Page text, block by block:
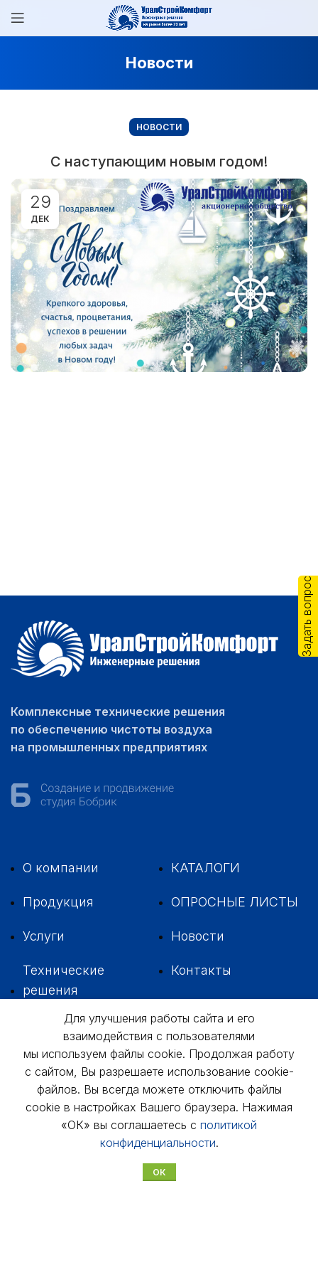
Новости
НОВОСТИ
С наступающим новым годом!
29
ДЕК
Комплексные технические решения
по обеспечению чистоты воздуха
на промышленных предприятиях
О компании
Продукция
Услуги
Технические
решения
Успешные
внедрения
КАТАЛОГИ
ОПРОСНЫЕ ЛИСТЫ
Новости
Контакты
+7 342229-37-35
Для улучшения работы сайта и его
взаимодействия с пользователями
мы используем файлы cookie. Продолжая работу
с сайтом, Вы разрешаете использование cookie-
файлов. Вы всегда можете отключить файлы
cookie в настройках Вашего браузера. Нажимая
«ОК» вы соглашаетесь с политикой
конфиденциальности.
ОК
Задать вопрос